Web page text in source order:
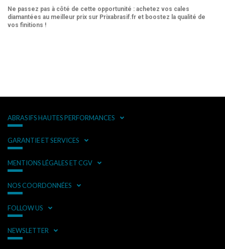
Ne passez pas à côté de cette opportunité : achetez vos cales
diamantées au meilleur prix sur Prixabrasif.fr et boostez la qualité de
vos finitions !
ABRASIFS HAUTES PERFORMANCES
GARANTIE ET SERVICES
MENTIONS LÉGALES ET CGV
NOS COORDONNÉES
FOLLOW US
NEWSLETTER